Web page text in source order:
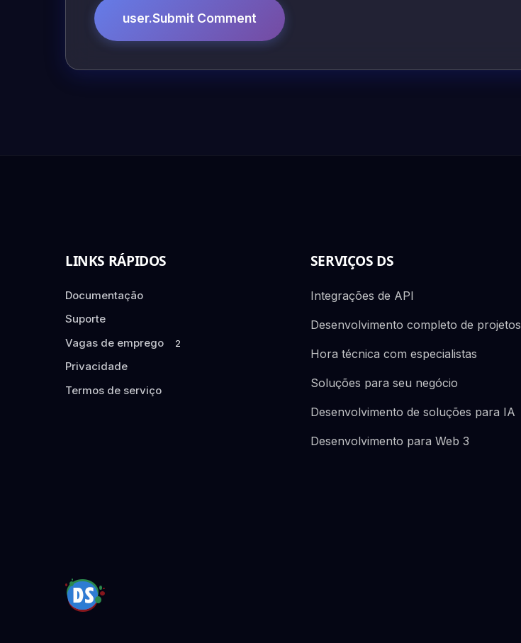
user.Submit Comment
LINKS RÁPIDOS
Documentação
Suporte
Vagas de emprego
2
Privacidade
Termos de serviço
SERVIÇOS DS
Integrações de API
Desenvolvimento completo de projetos
Hora técnica com especialistas
Soluções para seu negócio
Desenvolvimento de soluções para IA
Desenvolvimento para Web 3